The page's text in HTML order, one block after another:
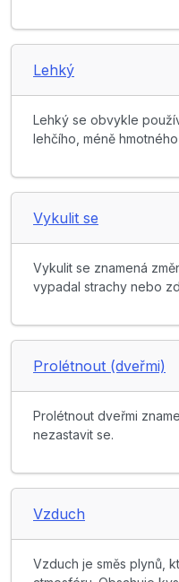
Lehký
Lehký se obvykle
lehčího, méně
Vykulit se
Vykulit se znamená
vypadal strachy nebo
Prolétnout (dveřmi)
Prolétnout dveřmi
nezastavit se.
Vzduch
Vzduch je směs plynů,